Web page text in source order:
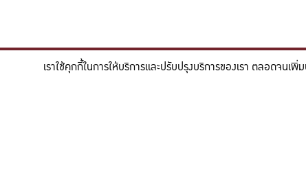
"สร้างแรงบันดาลใจให้ผู้นำแห่งอนาคตด้านวิทยาศ
To inspire future-ready leaders in
เราใช้คุกกี้ในการให้บริการและปรับปรุงบริการของเรา ตลอดจ